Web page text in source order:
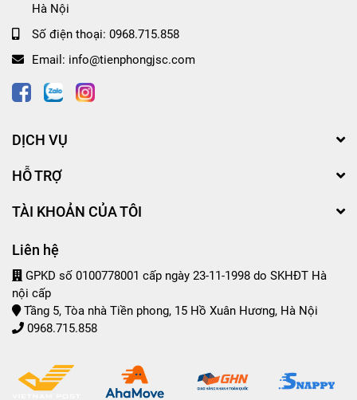
Hà Nội
Số điện thoại: 0968.715.858
Email: info@tienphongjsc.com
DỊCH VỤ
HỖ TRỢ
TÀI KHOẢN CỦA TÔI
Liên hệ
GPKD số 0100778001 cấp ngày 23-11-1998 do SKHĐT Hà
nội cấp
Tầng 5, Tòa nhà Tiền phong, 15 Hồ Xuân Hương, Hà Nội
0968.715.858